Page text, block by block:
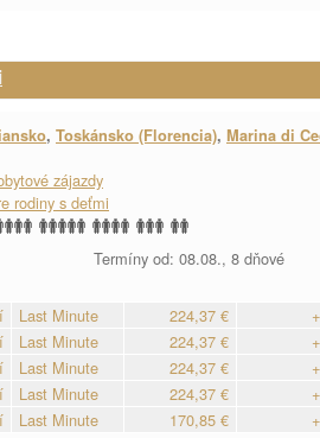
, Toskánsko (Florencia), Marina di
zájazdy
rodiny s deťmi
Termíny od: 08.08., 8 dňové
Last Minute 224,37 €
Last Minute 224,37 €
Last Minute 224,37 €
Last Minute 224,37 €
Last Minute 170,85 €